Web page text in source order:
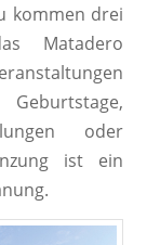
kommen drei
Matadero
oder
ist ein